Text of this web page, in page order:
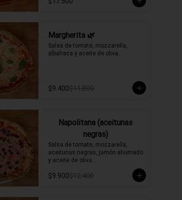
Margherita 🌿
Salsa de tomate, mozzarella,
albahaca y aceite de oliva.
$9.400$11.800
Napolitana (aceitunas
negras)
Salsa de tomate, mozzarella,
aceitunas negras, jamón ahumado
y aceite de oliva.
$9.900$12.400